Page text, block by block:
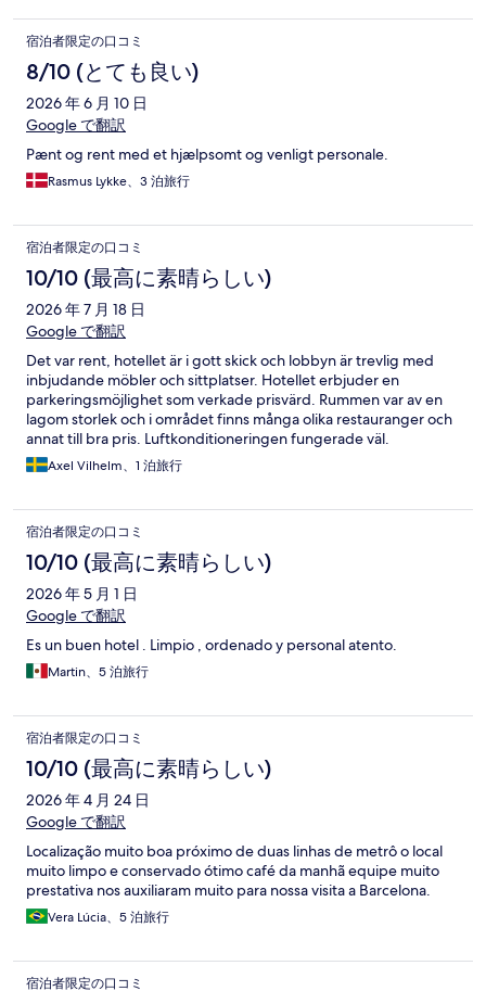
宿泊者限定の口コミ
8/10 (とても良い)
2026 年 6 月 10 日
Google で翻訳
Pænt og rent med et hjælpsomt og venligt personale.
Rasmus Lykke、3 泊旅行
宿泊者限定の口コミ
10/10 (最高に素晴らしい)
2026 年 7 月 18 日
Google で翻訳
Det var rent, hotellet är i gott skick och lobbyn är trevlig med
inbjudande möbler och sittplatser. Hotellet erbjuder en
parkeringsmöjlighet som verkade prisvärd. Rummen var av en
lagom storlek och i området finns många olika restauranger och
annat till bra pris. Luftkonditioneringen fungerade väl.
Axel Vilhelm、1 泊旅行
宿泊者限定の口コミ
10/10 (最高に素晴らしい)
2026 年 5 月 1 日
Google で翻訳
Es un buen hotel . Limpio , ordenado y personal atento.
Martin、5 泊旅行
宿泊者限定の口コミ
10/10 (最高に素晴らしい)
2026 年 4 月 24 日
Google で翻訳
Localização muito boa próximo de duas linhas de metrô o local
muito limpo e conservado ótimo café da manhã equipe muito
prestativa nos auxiliaram muito para nossa visita a Barcelona.
Vera Lúcia、5 泊旅行
宿泊者限定の口コミ